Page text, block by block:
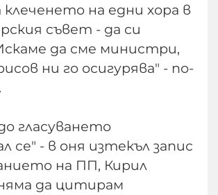
на едни хора в
съвет - да си
да сме министри,
ни го осигурява" - по-
гласуването
се" - в оня изтекъл запис
на ПП, Кирил
да цитирам